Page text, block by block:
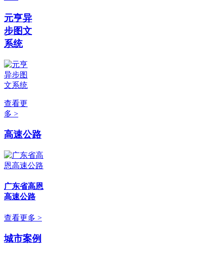
元亨异
步图文
系统
查看更
多 >
高速公路
广东省高恩
高速公路
查看更多 >
城市案例